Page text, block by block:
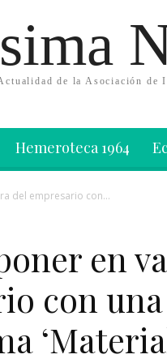
de la Asociación de
Hemeroteca 1964
del empresario con...
en
con